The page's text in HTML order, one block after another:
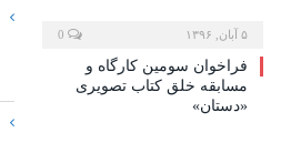
۵ آبان, ۱۳۹۶
فراخوان سومین کارگاه و
مسابقه خلق کتاب تصویری
«دستان»